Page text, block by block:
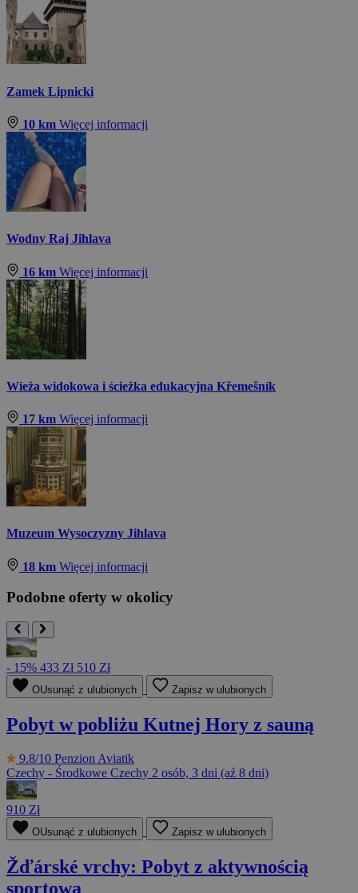
Zamek Lipnicki
10 km Więcej informacji
Wodny Raj Jihlava
16 km Więcej informacji
Wieża widokowa i ścieżka edukacyjna Křemešník
17 km Więcej informacji
Muzeum Wysoczyzny Jihlava
18 km Więcej informacji
Podobne oferty w okolicy
- 15% 433 Zł 510 Zł
OUsunąć z ulubionych Zapisz w ulubionych
Pobyt w pobliżu Kutnej Hory z sauną
9.8/10 Penzion Aviatik
Czechy - Środkowe Czechy 2 osób, 3 dni (aź 8 dni)
910 Zł
OUsunąć z ulubionych Zapisz w ulubionych
Žďárské vrchy: Pobyt z aktywnością
sportową